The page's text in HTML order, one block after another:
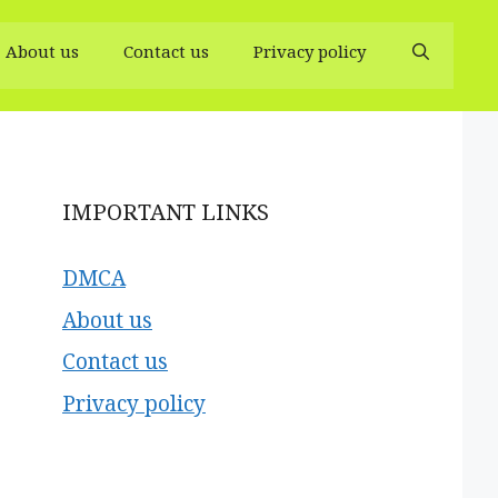
About us Contact us Privacy policy
IMPORTANT LINKS
DMCA
About us
Contact us
Privacy policy